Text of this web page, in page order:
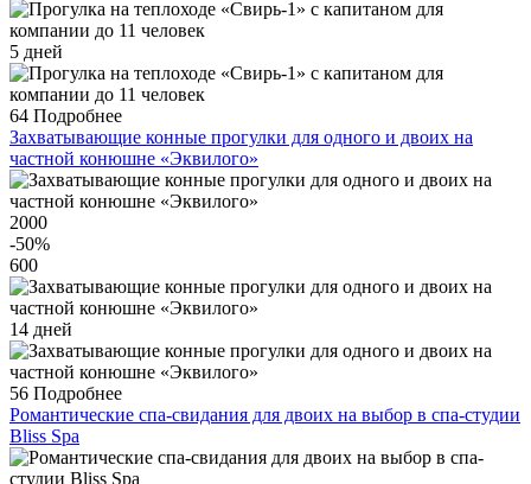
5 дней
64 Подробнее
Захватывающие конные прогулки для одного и двоих на
частной конюшне «Эквилого»
2000
-50%
600
14 дней
56 Подробнее
Романтические спа-свидания для двоих на выбор в спа-студии
Bliss Spa